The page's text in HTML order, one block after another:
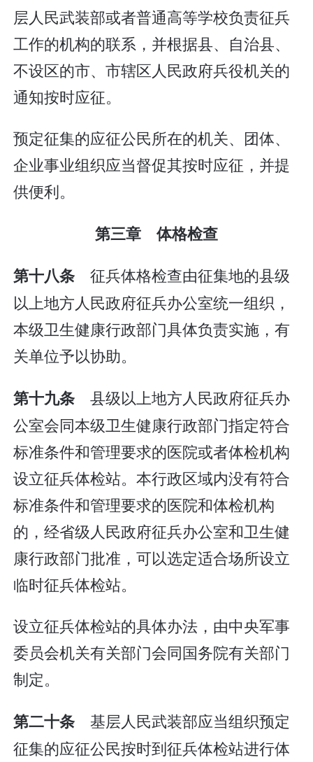
层人民武装部或者普通高等学校负责征兵
工作的机构的联系，并根据县、自治县、
不设区的市、市辖区人民政府兵役机关的
通知按时应征。
预定征集的应征公民所在的机关、团体、
企业事业组织应当督促其按时应征，并提
供便利。
第三章 体格检查
第十八条 征兵体格检查由征集地的县级
以上地方人民政府征兵办公室统一组织，
本级卫生健康行政部门具体负责实施，有
关单位予以协助。
第十九条 县级以上地方人民政府征兵办
公室会同本级卫生健康行政部门指定符合
标准条件和管理要求的医院或者体检机构
设立征兵体检站。本行政区域内没有符合
标准条件和管理要求的医院和体检机构
的，经省级人民政府征兵办公室和卫生健
康行政部门批准，可以选定适合场所设立
临时征兵体检站。
设立征兵体检站的具体办法，由中央军事
委员会机关有关部门会同国务院有关部门
制定。
第二十条 基层人民武装部应当组织预定
征集的应征公民按时到征兵体检站进行体